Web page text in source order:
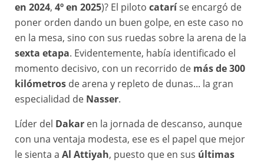
en 2024, 4º en 2025)? El piloto cataríse encargó de
poner orden dando un buen golpe, en este caso no
en la mesa, sino con sus ruedas sobre la arena de la
sexta etapa. Evidentemente, había identificado el
momento decisivo, con un recorrido de más de 300
kilómetros de arena y repleto de dunas... la gran
especialidad de Nasser.
Líder del Dakar en la jornada de descanso, aunque
con una ventaja modesta, ese es el papel que mejor
le sienta a Al Attiyah, puesto que en sus últimas